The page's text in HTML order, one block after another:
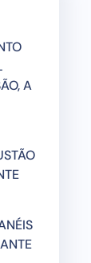
A